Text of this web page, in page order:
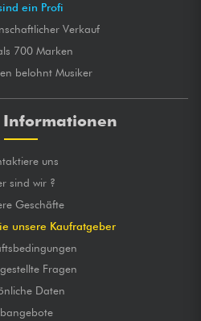
ein Profi
Verkauf
700 Marken
belohnt Musiker
Informationen
uns
sind wir ?
Geschäfte
unsere Kaufratgeber
Fragen
Daten